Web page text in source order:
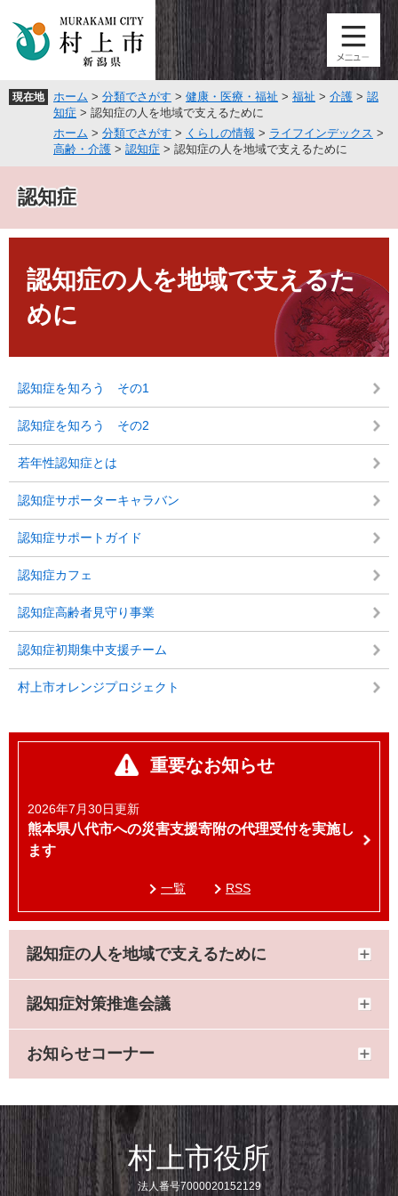
頭
飛現在地 ホーム > 分類でさがす > 健康・医療・福祉 > 福祉 > 介護 > 認
知症 > 認知症の人を地域で支えるために
ホーム > 分類でさがす > くらしの情報 > ライフインデックス >
高齢・介護 > 認知症 > 認知症の人を地域で支えるために
認知症
認知症の人を地域で支えるた
めに
認知症を知ろう その1
認知症を知ろう その2
若年性認知症とは
認知症サポーターキャラバン
認知症サポートガイド
認知症カフェ
認知症高齢者見守り事業
認知症初期集中支援チーム
村上市オレンジプロジェクト
重要なお知らせ
2026年7月30日更新
熊本県八代市への災害支援寄附の代理受付を実施し
ます
一覧 RSS
認知症の人を地域で支えるために
認知症対策推進会議
お知らせコーナー
村上市役所
法人番号7000020152129